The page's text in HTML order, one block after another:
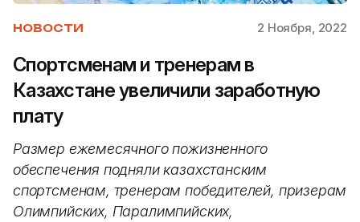
НОВОСТИ 2 Ноября, 2022
Спортсменам и тренерам в
Казахстане увеличили заработную
плату
Размер ежемесячного пожизненного
обеспечения подняли казахстанским
спортсменам, тренерам победителей, призерам
Олимпийских, Паралимпийских,